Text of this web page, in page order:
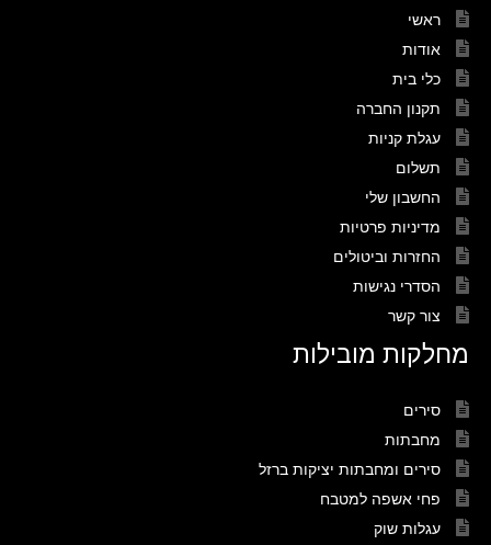
ראשי
אודות
כלי בית
תקנון החברה
עגלת קניות
תשלום
החשבון שלי
מדיניות פרטיות
החזרות וביטולים
הסדרי נגישות
צור קשר
מחלקות מובילות
סירים
מחבתות
סירים ומחבתות יציקות ברזל
פחי אשפה למטבח
עגלות שוק